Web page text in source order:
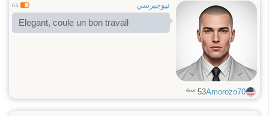
نيوجيرسي 0.5
Elegant, coule un bon travail
Amorozo70
53 سنة